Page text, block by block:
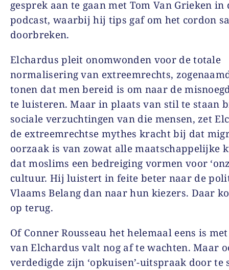
gesprek aan te gaan met Tom Van Grieken in
podcast, waarbij hij tips gaf om het cordon
doorbreken.
Elchardus pleit onomwonden voor de totale
normalisering van extreemrechts,
tonen dat men bereid is om naar de
te luisteren. Maar in plaats van stil te staan
sociale verzuchtingen van die mensen, zet
de extreemrechtse mythes kracht bij dat
oorzaak is van zowat alle maatschappelijke
dat moslims een bedreiging vormen voor
cultuur. Hij luistert in feite beter naar de
Vlaams Belang dan naar hun kiezers. Daar
op terug.
Of Conner Rousseau het helemaal eens is
van Elchardus valt nog af te wachten. Maar
verdedigde zijn ‘opkuisen’-uitspraak door te